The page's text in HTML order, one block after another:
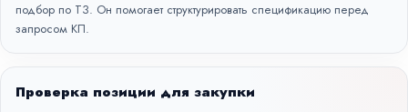
подбор по ТЗ. Он помогает структурировать спецификацию перед
запросом КП.
Проверка позиции для закупки